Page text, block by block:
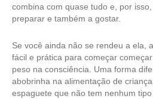
combina com quase tudo e, por
preparar e também a gostar.
Se você ainda não se rendeu a ela,
fácil e prática para começar
peso na consciência. Uma forma
abobrinha na alimentação de
espaguete que não tem nenhum